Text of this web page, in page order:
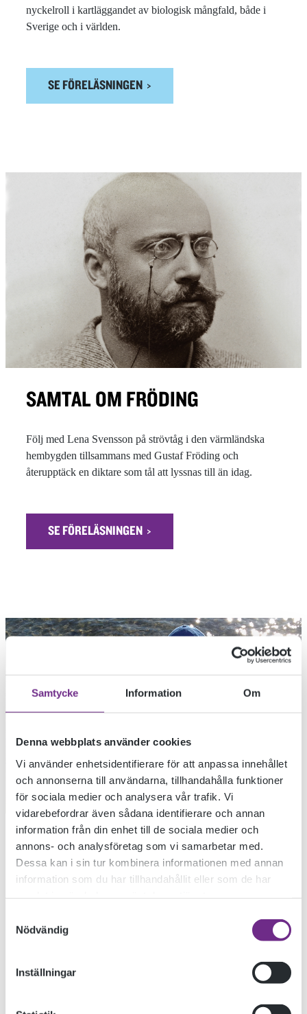
Samtycke Information Om
Denna webbplats använder cookies
Vi använder enhetsidentifierare för att anpassa innehållet
och annonserna till användarna, tillhandahålla funktioner
för sociala medier och analysera vår trafik. Vi
vidarebefordrar även sådana identifierare och annan
information från din enhet till de sociala medier och
annons- och analysföretag som vi samarbetar med.
Dessa kan i sin tur kombinera informationen med annan
information som du har tillhandahållit eller som de har
Nödvändig
Inställningar
nyckelroll i kartläggandet av biologisk mångfald, både i
Sverige och i världen.
SE FÖRELÄSNINGEN
SAMTAL OM FRÖDING
Följ med Lena Svensson på strövtåg i den värmländska
hembygden tillsammans med Gustaf Fröding och
återupptäck en diktare som tål att lyssnas till än idag.
SE FÖRELÄSNINGEN
ANTROPOCEN-MÄNNISKANS
TIDSÅLDER??
hållbarhetsombud på Ölands folkhögskola berättar.
SE FÖRELÄSNINGEN